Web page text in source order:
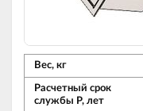
Вес, кг
Расчетный срок
службы Р, лет